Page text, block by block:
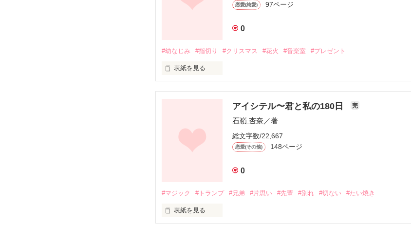
言ってくれた
そして忘れられない
もう1つの出会い
知りたかった…
×
三  浦  一斗
恋愛(純愛) 97ページ
0
#幼なじみ #指切り #クリスマス #花火 #音楽室 #プレゼント
表紙を見る
１０年前に交わした約束
誰でも一度は
指切りしたことあるよね
それはどんな
約束でしたか？
アイシテル〜君と私の180日 完
石嶺 杏奈 ／著
総文字数/22,667
恋愛(その他) 148ページ
0
#マジック #トランプ #兄弟 #片思い #先輩 #別れ #切ない #たい焼き
表紙を見る